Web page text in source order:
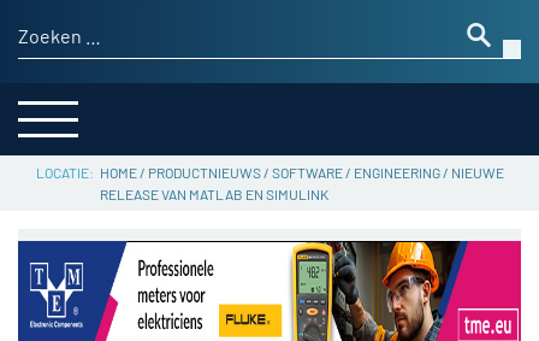
Zoeken naar:
THEMA’S
SERVICE
HOME/ PRODUCTNIEUWS/ SOFTWARE/ ENGINEERING/ NIEUWE
RELEASE VAN MATLAB EN SIMULINK